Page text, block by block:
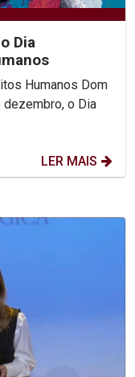
Dia
Humanos Dom
dezembro, o Dia
LER MAIS